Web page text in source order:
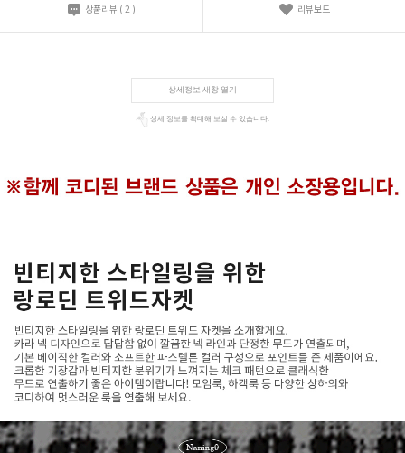
상품리뷰 ( 2 ) 리뷰보드
상세정보 새창 열기
상세 정보를 확대해 보실 수 있습니다.